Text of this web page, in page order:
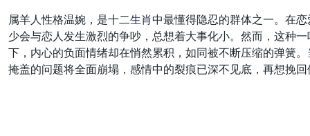
属羊人性格温婉，是十二生肖中最懂得隐忍的群体之一。在
少会与恋人发生激烈的争吵，总想着大事化小。然而，这种
下，内心的负面情绪却在悄然累积，如同被不断压缩的弹簧
掩盖的问题将全面崩塌，感情中的裂痕已深不见底，再想挽